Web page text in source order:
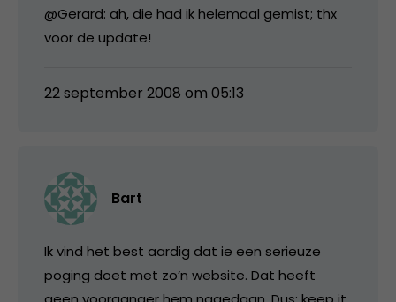
@Gerard: ah, die had ik helemaal gemist; thx
voor de update!
22 september 2008 om 05:13
Bart
Ik vind het best aardig dat ie een serieuze
poging doet met zo’n website. Dat heeft